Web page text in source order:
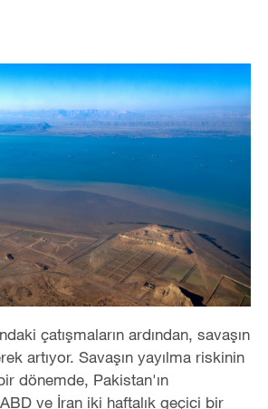
çatışmaların ardından, savaşın
artıyor. Savaşın yayılma riskinin
dönemde, Pakistan'ın
ve İran iki haftalık geçici bir